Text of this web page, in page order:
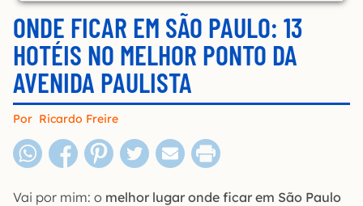
ONDE FICAR EM SÃO PAULO: 13
HOTÉIS NO MELHOR PONTO DA
AVENIDA PAULISTA
Por Ricardo Freire
Vai por mim: o melhor lugar onde ficar em São Paulo